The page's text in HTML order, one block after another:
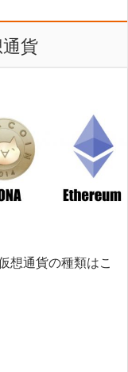
貨
想通貨の種類はこ